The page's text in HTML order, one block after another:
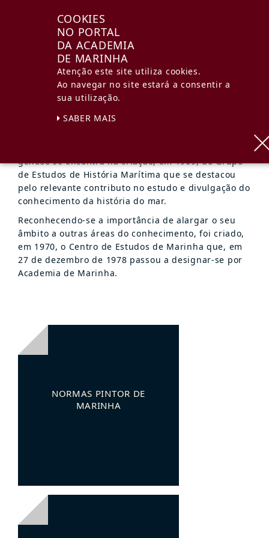
COOKIES
NO PORTAL
DA ACADEMIA
DE MARINHA
Atenção este site utiliza cookies.
Ao navegar no site estará a consentir a
sua utilização.
SABER MAIS
de Marinha
LEGISLAÇÃO
génese se encontra na criação, em 1969, do Grupo
de Estudos de História Marítima que se destacou
pelo relevante contributo no estudo e divulgação do
conhecimento da história do mar.
Reconhecendo-se a importância de alargar o seu
âmbito a outras áreas do conhecimento, foi criado,
em 1970, o Centro de Estudos de Marinha que, em
27 de dezembro de 1978 passou a designar-se por
Academia de Marinha.
NORMAS PINTOR DE
MARINHA